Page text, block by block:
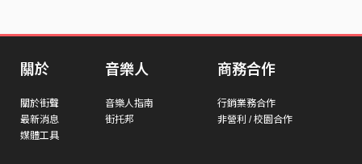
關於
關於街聲
最新消息
媒體工具
音樂人
音樂人指南
街托邦
商務合作
行銷業務合作
非營利 / 校園合作